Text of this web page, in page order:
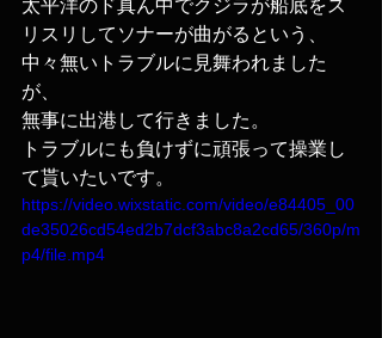
太平洋のド真ん中でクジラが船底をス
リスリしてソナーが曲がるという、
中々無いトラブルに見舞われました
が、
無事に出港して行きました。
トラブルにも負けずに頑張って操業し
て貰いたいです。
https://video.wixstatic.com/video/e84405_00
de35026cd54ed2b7dcf3abc8a2cd65/360p/m
p4/file.mp4